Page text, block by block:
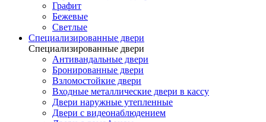
Графит
Бежевые
Светлые
Специализированные двери
Специализированные двери
Антивандальные двери
Бронированные двери
Взломостойкие двери
Входные металлические двери в кассу
Двери наружные утепленные
Двери с видеонаблюдением